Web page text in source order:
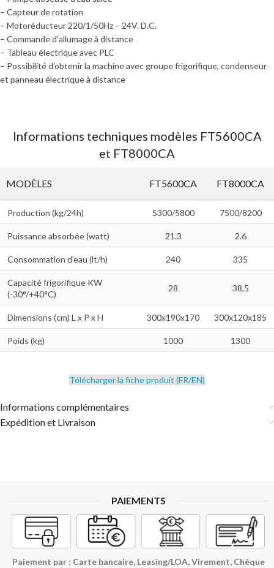
– Capteur de rotation
– Motoréducteur 220/1/50Hz – 24V. D.C.
– Commande d’allumage à distance
– Tableau électrique avec PLC
– Possibilité d’obtenir la machine avec groupe frigorifique, condenseur
et panneau électrique à distance
Informations techniques modèles FT5600CA
et FT8000CA
MODÈLES FT5600CA FT8000CA
Production (kg/24h) 5300/5800 7500/8200
Puissance absorbée (watt) 21.3 2.6
Consommation d’eau (lt/h) 240 335
Capacité frigorifique KW
(-30°/+40°C)
28 38,5
Dimensions (cm) L x P x H 300x190x170 300x120x185
Poids (kg) 1000 1300
Télécharger la fiche produit (FR/EN)
Informations complémentaires
Expédition et Livraison
PAIEMENTS
Paiement par : Carte bancaire, Leasing/LOA, Virement, Chèque